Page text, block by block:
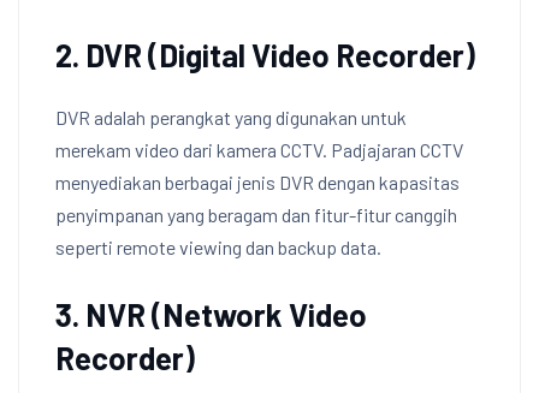
2. DVR (Digital Video Recorder)
DVR adalah perangkat yang digunakan untuk
merekam video dari kamera CCTV. Padjajaran CCTV
menyediakan berbagai jenis DVR dengan kapasitas
penyimpanan yang beragam dan fitur-fitur canggih
seperti remote viewing dan backup data.
3. NVR (Network Video
Recorder)